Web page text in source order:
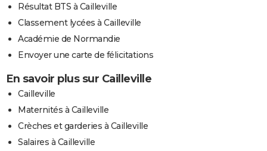
Résultat BTS à Cailleville
Classement lycées à Cailleville
Académie de Normandie
Envoyer une carte de félicitations
En savoir plus sur Cailleville
Cailleville
Maternités à Cailleville
Crèches et garderies à Cailleville
Salaires à Cailleville